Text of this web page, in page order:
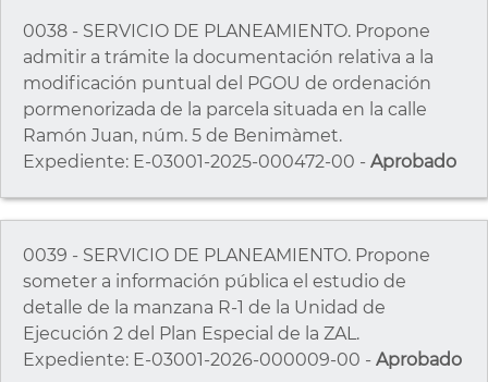
0038 - SERVICIO DE PLANEAMIENTO. Propone
admitir a trámite la documentación relativa a la
modificación puntual del PGOU de ordenación
pormenorizada de la parcela situada en la calle
Ramón Juan, núm. 5 de Benimàmet.
Expediente: E-03001-2025-000472-00 - Aprobado
0039 - SERVICIO DE PLANEAMIENTO. Propone
someter a información pública el estudio de
detalle de la manzana R-1 de la Unidad de
Ejecución 2 del Plan Especial de la ZAL.
Expediente: E-03001-2026-000009-00 - Aprobado